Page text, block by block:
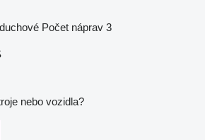
Počet náprav 3
nebo vozidla?